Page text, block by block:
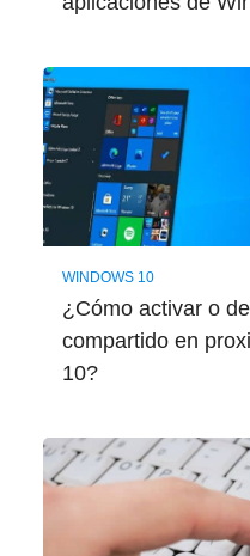
WINDOWS 10
¿Cómo activar o
compartido en
10?